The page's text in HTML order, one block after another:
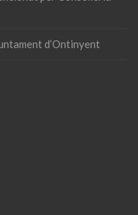
d’Ontinyent